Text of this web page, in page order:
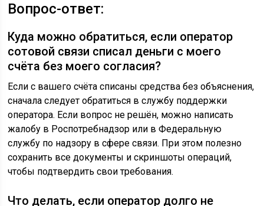
Вопрос-ответ:
Куда можно обратиться, если оператор
сотовой связи списал деньги с моего
счёта без моего согласия?
Если с вашего счёта списаны средства без объяснения,
сначала следует обратиться в службу поддержки
оператора. Если вопрос не решён, можно написать
жалобу в Роспотребнадзор или в Федеральную
службу по надзору в сфере связи. При этом полезно
сохранить все документы и скриншоты операций,
чтобы подтвердить свои требования.
Что делать, если оператор долго не